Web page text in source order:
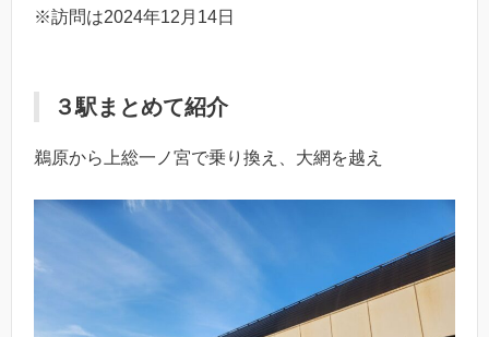
※訪問は2024年12月14日
３駅まとめて紹介
鵜原から上総一ノ宮で乗り換え、大網を越え